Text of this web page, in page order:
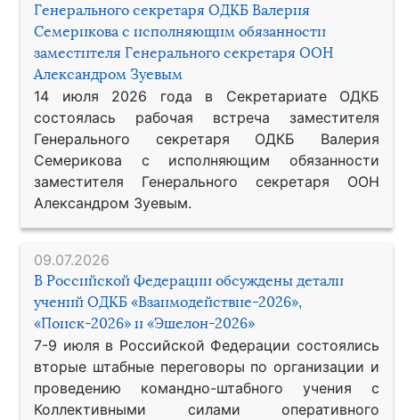
Генерального секретаря ОДКБ Валерия
Семерикова с исполняющим обязанности
заместителя Генерального секретаря ООН
Александром Зуевым
14 июля 2026 года в Секретариате ОДКБ
состоялась рабочая встреча заместителя
Генерального секретаря ОДКБ Валерия
Семерикова с исполняющим обязанности
заместителя Генерального секретаря ООН
Александром Зуевым.
09.07.2026
В Российской Федерации обсуждены детали
учений ОДКБ «Взаимодействие-2026»,
«Поиск-2026» и «Эшелон-2026»
7-9 июля в Российской Федерации состоялись
вторые штабные переговоры по организации и
проведению командно-штабного учения с
Коллективными силами оперативного